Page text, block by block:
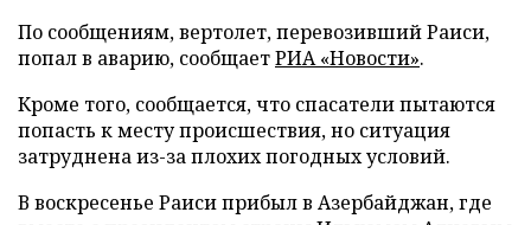
По сообщениям, вертолет, перевозивший Раиси,
попал в аварию, сообщаетРИА «Новости».
Кроме того, сообщается, что спасатели пытаются
попасть к месту происшествия, но ситуация
затруднена из-за плохих погодных условий.
В воскресенье Раиси прибыл в Азербайджан, где